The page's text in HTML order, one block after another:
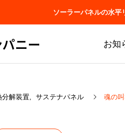
ソーラーパネルの水平
ニー お知
分解装置 サステナパネル 魂の